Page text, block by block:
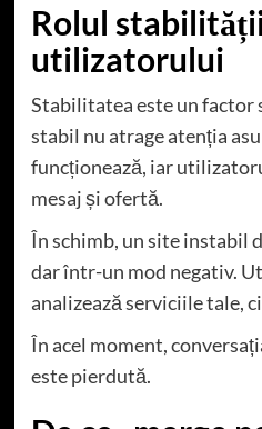
Rolul
utilizatorului
Stabilitatea este un factor
stabil nu atrage atenția
funcționează, iar
mesaj și ofertă.
În schimb, un site instabil
dar într-un mod negativ.
analizează serviciile tale,
În acel moment,
este pierdută.